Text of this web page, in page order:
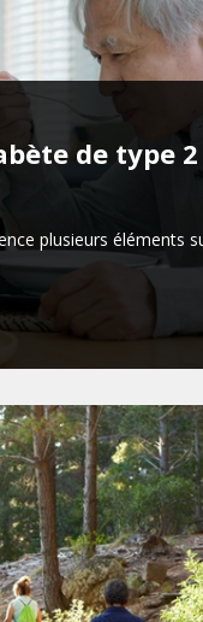
de type 2
plusieurs éléments